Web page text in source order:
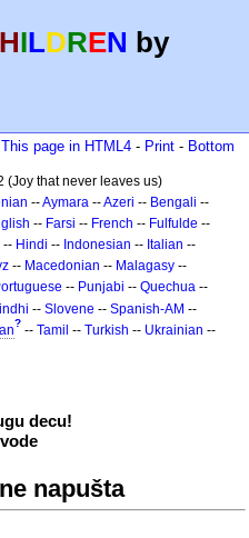
HILDREN by
This page in HTML4 - Print - Bottom
(Joy that never leaves us)
--Aymara --Azeri -- Bengali --
-- Farsi -- French -- Fulfulde --
-- Hindi -- Indonesian -- Italian --
-- Macedonian -- Malagasy --
-- Punjabi -- Quechua --
-- Slovene -- Spanish-AM --
? -- Tamil -- Turkish -- Ukrainian --
decu!
napušta